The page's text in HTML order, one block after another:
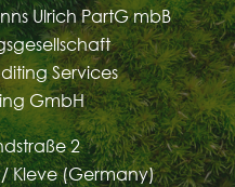
Ulrich PartG mbB
Services
GmbH
2
Kleve (Germany)